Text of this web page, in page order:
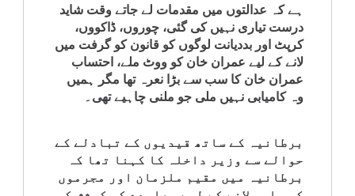
ہے کہ عدالتوں میں مقدمات لے جاتے وقت شاید
درست تیاری نہیں کی گئی، چوروں، ڈاکووں،
کرپٹ اور بددیانت لوگوں کو قانون کو گرفت میں
لانے کے لیے عمران خان کو ووٹ ملے، احتساب
عمران خان کا سب سے بڑا نعرہ تھا مگر ہمیں
وہ کامیابی نہیں ملی جو ملنی چاہیے تھی۔
برطانیہ کے ساتھ قیدیوں کے تبادلے کے
حوالے سے وزیر داخلہ کا کہنا تھا کہ
برطانیہ میں مقیم ملزمان اور مجرموں